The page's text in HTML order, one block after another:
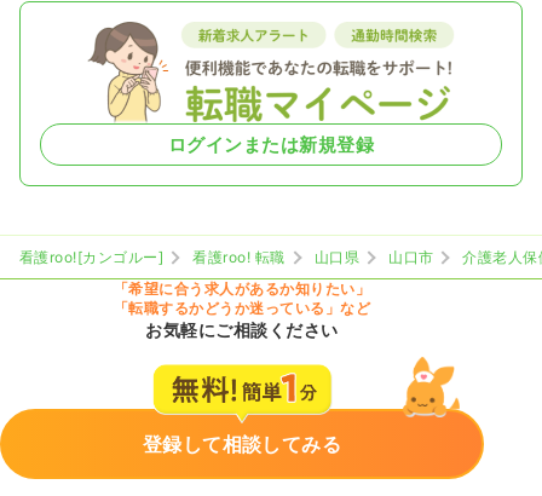
ログインまたは新規登録
看護roo![カンゴルー] 看護roo! 転職 山口県 山口市
介護老人
「希望に合う求人があるか知りたい」
「転職するかどうか迷っている」など
お気軽にご相談ください
登録して相談してみる